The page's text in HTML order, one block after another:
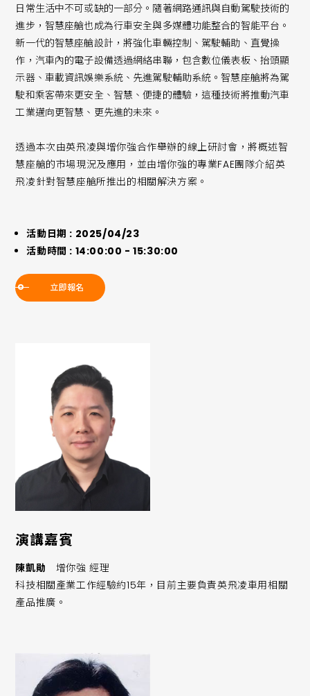
日常生活中不可或缺的一部分。隨著網路通訊與自動駕駛技術的
進步，智慧座艙也成為行車安全與多媒體功能整合的智能平台。
新一代的智慧座艙設計，將強化車輛控制、駕駛輔助、直覺操
作，汽車內的電子設備透過網絡串聯，包含數位儀表板、抬頭顯
示器、車載資訊娛樂系統、先進駕駛輔助系統。智慧座艙將為駕
駛和乘客帶來更安全、智慧、便捷的體驗，這種技術將推動汽車
工業邁向更智慧、更先進的未來。
透過本次由英飛凌與增你強合作舉辦的線上研討會，將概述智
慧座艙的市場現況及應用，並由增你強的專業FAE團隊介紹英
飛凌針對智慧座艙所推出的相關解決方案。
活動日期 : 2025/04/23
活動時間 : 14:00:00 - 15:30:00
立即報名
演講嘉賓
陳凱勛 增你強 經理
科技相關產業工作經驗約15年，目前主要負責英飛凌車用相關
產品推廣。